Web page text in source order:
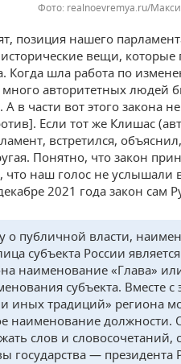
Фото: realnoevremya.ru/
позиция нашего
вещи,
Когда шла работа по
много авторитетных людей
в части вот этого закона
Если тот же Клишас
встретился,
Понятно, что закон
что наш голос не услышали
2021 года закон сам
о публичной власти,
субъекта России
наименование «Глава»
субъекта. Вместе с
иных традиций» региона
наименование
слов и
государства — президента